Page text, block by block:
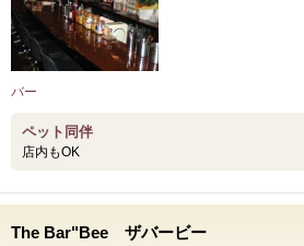
バー
ペット同伴
店内もOK
The Bar"Bee ザバービー